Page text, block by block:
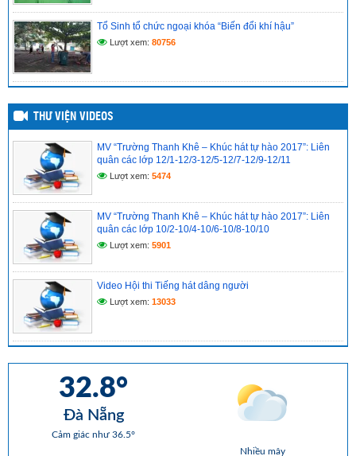
ĐỀ CƯƠNG ÔN TẬP MÔN TOÁN LỚP 10 CUỐI KỲ 1 NĂM
HỌC 2025-2026
(10/12/2025)
Tổ Sinh tổ chức ngoại khóa “Biến đổi khí hậu”
Lượt xem: 80756
THƯ VIỆN VIDEOS
MV “Trường Thanh Khê – Khúc hát tự hào 2017”: Liên
quân các lớp 12/1-12/3-12/5-12/7-12/9-12/11
Lượt xem: 5474
MV “Trường Thanh Khê – Khúc hát tự hào 2017”: Liên
quân các lớp 10/2-10/4-10/6-10/8-10/10
Lượt xem: 5901
Video Hội thi Tiếng hát dâng người
Lượt xem: 13033